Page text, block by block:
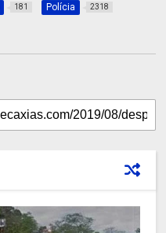
181 Polícia 2318